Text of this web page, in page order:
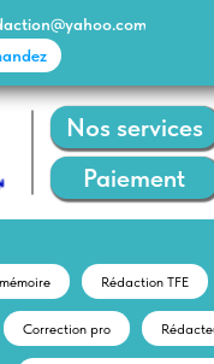
Nos services
Nos
Paiement
Avis de
Rédaction TFE
Correction pro